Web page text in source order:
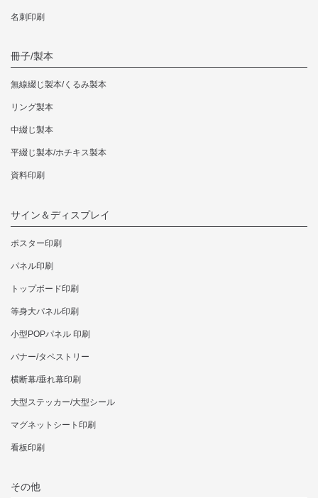
名刺印刷
冊子/製本
無線綴じ製本/くるみ製本
リング製本
中綴じ製本
平綴じ製本/ホチキス製本
資料印刷
サイン＆ディスプレイ
ポスター印刷
パネル印刷
トップボード印刷
等身大パネル印刷
小型POPパネル 印刷
バナー/タペストリー
横断幕/垂れ幕印刷
大型ステッカー/大型シール
マグネットシート印刷
看板印刷
その他